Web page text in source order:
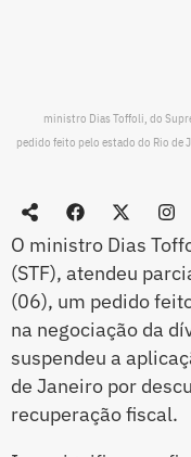
ministro Dias Toffoli, do
pedido feito pelo estado do Rio de
O ministro Dias
(STF), atendeu
(06), um pedido
na negociação da
suspendeu a
de Janeiro por
recuperação fiscal.